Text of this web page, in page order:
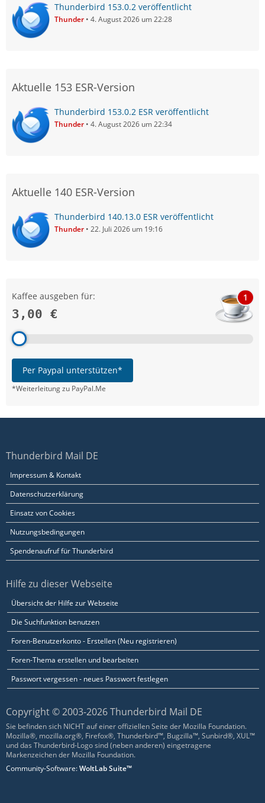
Thunderbird 153.0.2 veröffentlicht
Thunder 4. August 2026 um 22:28
Aktuelle 153 ESR-Version
Thunderbird 153.0.2 ESR veröffentlicht
Thunder 4. August 2026 um 22:34
Aktuelle 140 ESR-Version
Thunderbird 140.13.0 ESR veröffentlicht
Thunder 22. Juli 2026 um 19:16
Kaffee ausgeben für:
3,00 €
1
Per Paypal unterstützen*
*Weiterleitung zu PayPal.Me
Thunderbird Mail DE
Impressum & Kontakt
Datenschutzerklärung
Einsatz von Cookies
Nutzungsbedingungen
Spendenaufruf für Thunderbird
Hilfe zu dieser Webseite
Übersicht der Hilfe zur Webseite
Die Suchfunktion benutzen
Foren-Benutzerkonto - Erstellen (Neu registrieren)
Foren-Thema erstellen und bearbeiten
Passwort vergessen - neues Passwort festlegen
Copyright © 2003-2026 Thunderbird Mail DE
Sie befinden sich NICHT auf einer offiziellen Seite der Mozilla Foundation.
Mozilla®, mozilla.org®, Firefox®, Thunderbird™, Bugzilla™, Sunbird®, XUL™
und das Thunderbird-Logo sind (neben anderen) eingetragene
Markenzeichen der Mozilla Foundation.
Community-Software:WoltLab Suite™